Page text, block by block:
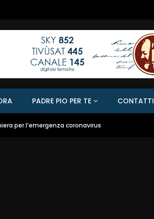
PADRE PIO PER TE CONTATTI
per l’emergenza coronavirus